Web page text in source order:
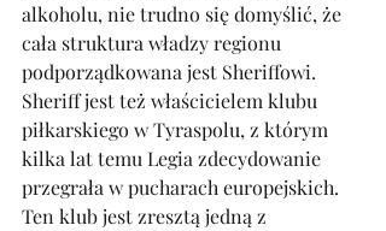
alkoholu, nie trudno się domyślić, że
cała struktura władzy regionu
podporządkowana jest Sheriffowi.
Sheriff jest też właścicielem klubu
piłkarskiego w Tyraspolu, z którym
kilka lat temu Legia zdecydowanie
przegrała w pucharach europejskich.
Ten klub jest zresztą jedną z